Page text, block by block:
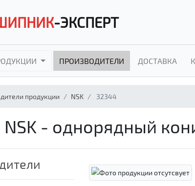
-ЭКСПЕРТ
ПРОИЗВОДИТЕЛИ ДОСТАВКА
продукции NSK 32344
NSK - однорядный